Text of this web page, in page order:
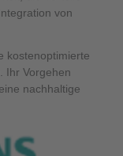
von
kostenoptimierte
Ihr Vorgehen
nachhaltige